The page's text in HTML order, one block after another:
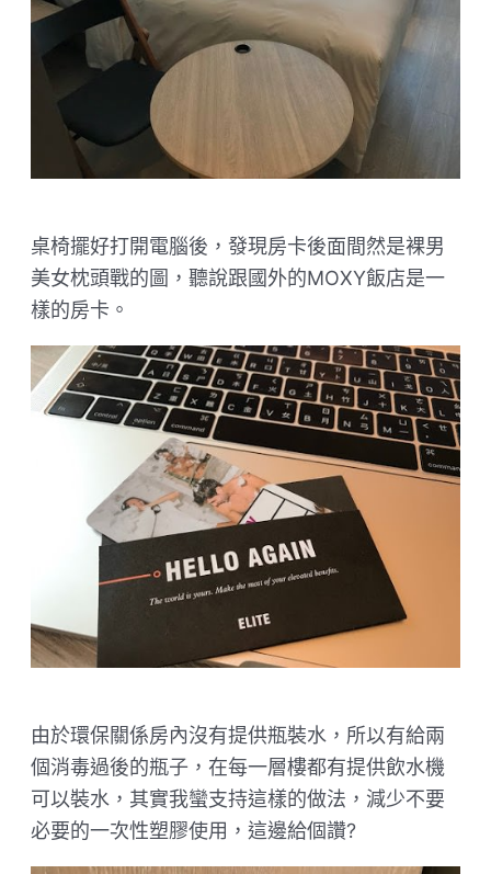
桌椅擺好打開電腦後，發現房卡後面間然是裸男
美女枕頭戰的圖，聽說跟國外的MOXY飯店是一
樣的房卡。
由於環保關係房內沒有提供瓶裝水，所以有給兩
個消毒過後的瓶子，在每一層樓都有提供飲水機
可以裝水，其實我蠻支持這樣的做法，減少不要
必要的一次性塑膠使用，這邊給個讚?